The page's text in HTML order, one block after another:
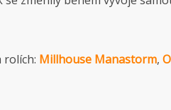
rolích: Millhouse Manastorm,